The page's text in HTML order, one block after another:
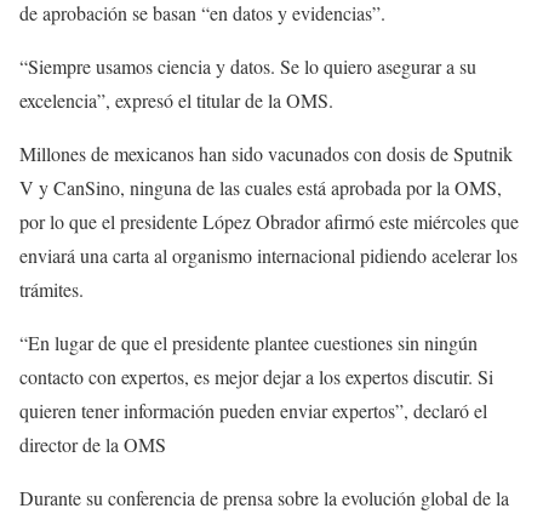
de aprobación se basan “en datos y evidencias”.
“Siempre usamos ciencia y datos. Se lo quiero asegurar a su
excelencia”, expresó el titular de la OMS.
Millones de mexicanos han sido vacunados con dosis de Sputnik
V y CanSino, ninguna de las cuales está aprobada por la OMS,
por lo que el presidente López Obrador afirmó este miércoles que
enviará una carta al organismo internacional pidiendo acelerar los
trámites.
“En lugar de que el presidente plantee cuestiones sin ningún
contacto con expertos, es mejor dejar a los expertos discutir. Si
quieren tener información pueden enviar expertos”, declaró el
director de la OMS
Durante su conferencia de prensa sobre la evolución global de la